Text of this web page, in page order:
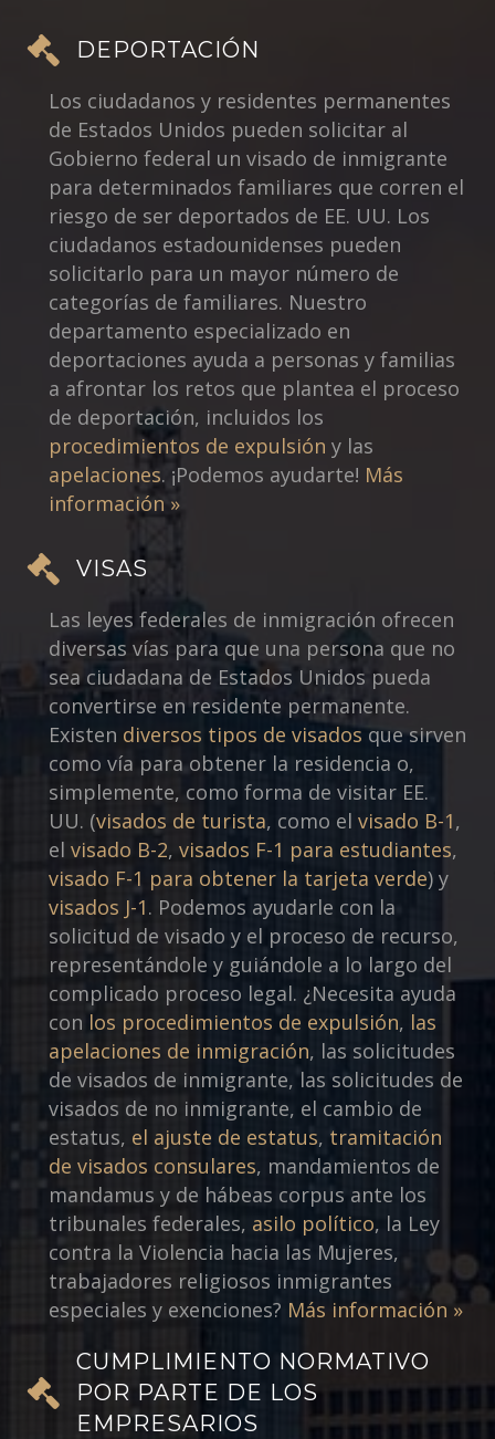
DEPORTACIÓN
Los ciudadanos y residentes permanentes
de Estados Unidos pueden solicitar al
Gobierno federal un visado de inmigrante
para determinados familiares que corren el
riesgo de ser deportados de EE. UU. Los
ciudadanos estadounidenses pueden
solicitarlo para un mayor número de
categorías de familiares. Nuestro
departamento especializado en
deportaciones ayuda a personas y familias
a afrontar los retos que plantea el proceso
de deportación, incluidos los
procedimientos de expulsión y las
apelaciones. ¡Podemos ayudarte! Más
información »
VISAS
Las leyes federales de inmigración ofrecen
diversas vías para que una persona que no
sea ciudadana de Estados Unidos pueda
convertirse en residente permanente.
Existen diversos tipos de visadosque sirven
como vía para obtener la residencia o,
simplemente, como forma de visitar EE.
UU. (visados de turista, como el visado B-1,
el visado B-2, visados F-1 para estudiantes,
visado F-1 para obtener la tarjeta verde) y
visados J-1. Podemos ayudarle con la
solicitud de visado y el proceso de recurso,
representándole y guiándole a lo largo del
complicado proceso legal. ¿Necesita ayuda
con los procedimientos de expulsión, las
apelaciones de inmigración, las solicitudes
de visados de inmigrante, las solicitudes de
visados de no inmigrante, el cambio de
estatus, el ajuste de estatus, tramitación
de visados consulares, mandamientos de
mandamus y de hábeas corpus ante los
tribunales federales, asilo político, la Ley
contra la Violencia hacia las Mujeres,
trabajadores religiosos inmigrantes
especiales y exenciones? Más información »
CUMPLIMIENTO NORMATIVO
POR PARTE DE LOS
EMPRESARIOS